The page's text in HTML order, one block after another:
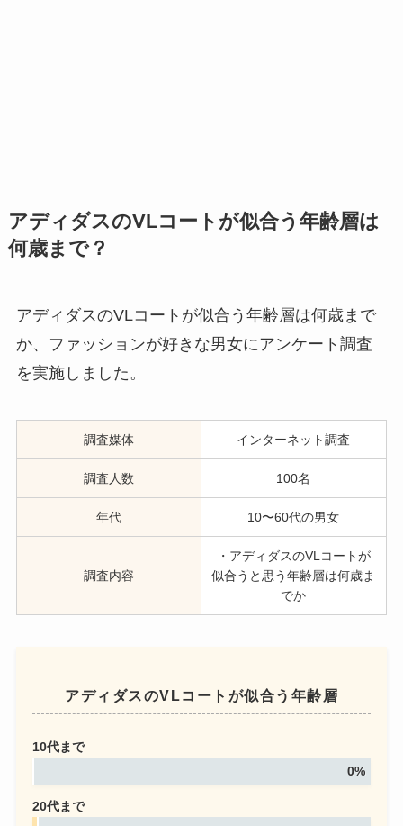
アディダスのVLコートが似合う年齢層は
何歳まで？
アディダスのVLコートが似合う年齢層は何歳まで
か、ファッションが好きな男女にアンケート調査
を実施しました。
調査媒体 インターネット調査
調査人数 100名
年代 10〜60代の男女
調査内容
・アディダスのVLコートが
似合うと思う年齢層は何歳ま
でか
アディダスのVLコートが似合う年齢層
10代まで
0%
20代まで